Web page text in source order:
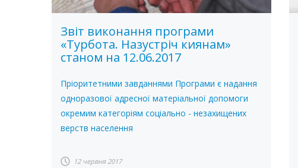
Звіт виконання програми
«Турбота. Назустріч киянам»
станом на 12.06.2017
Пріоритетними завданнями Програми є надання
одноразової адресної матеріальної допомоги
окремим категоріям соціально - незахищених
верств населення
12 червня 2017